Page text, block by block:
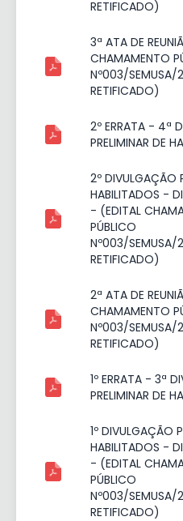
RETIFICADO)
3ª ATA DE
CHAMAMENTO
Nº003/
RETIFICADO)
2º ERRATA - 4ª
PRELIMINAR DE
2º DIVULGAÇÃO
HABILITADOS -
- (EDITAL
PÚBLICO
Nº003/
RETIFICADO)
2ª ATA DE
CHAMAMENTO
Nº003/
RETIFICADO)
1º ERRATA - 3ª
PRELIMINAR DE
1º DIVULGAÇÃO
HABILITADOS -
- (EDITAL
PÚBLICO
Nº003/
RETIFICADO)